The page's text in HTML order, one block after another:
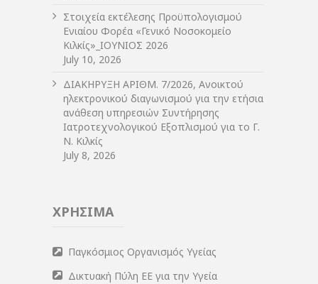
Στοιχεία εκτέλεσης Προϋπολογισμού
Ενιαίου Φορέα «Γενικό Νοσοκομείο
Κιλκίς»_ΙΟΥΝΙΟΣ 2026
July 10, 2026
ΔIΑΚΗΡΥΞΗ ΑΡIΘΜ. 7/2026, Ανοικτού
ηλεκτρονικού διαγωνισμού για την ετήσια
ανάθεση υπηρεσιών Συντήρησης
Ιατροτεχνολογικού Εξοπλισμού για το Γ.
Ν. Κιλκίς
July 8, 2026
ΧΡΗΣΙΜΑ
Παγκόσμιος Οργανισμός Υγείας
Δικτυακή Πύλη ΕΕ για την Υγεία